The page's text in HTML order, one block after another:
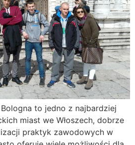
to jedno z najbardziej
miast we Włoszech, dobrze
praktyk zawodowych w